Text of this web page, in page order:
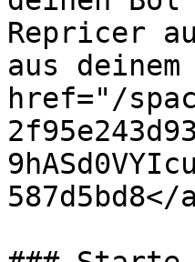
Repricer
aus deinem
href="/